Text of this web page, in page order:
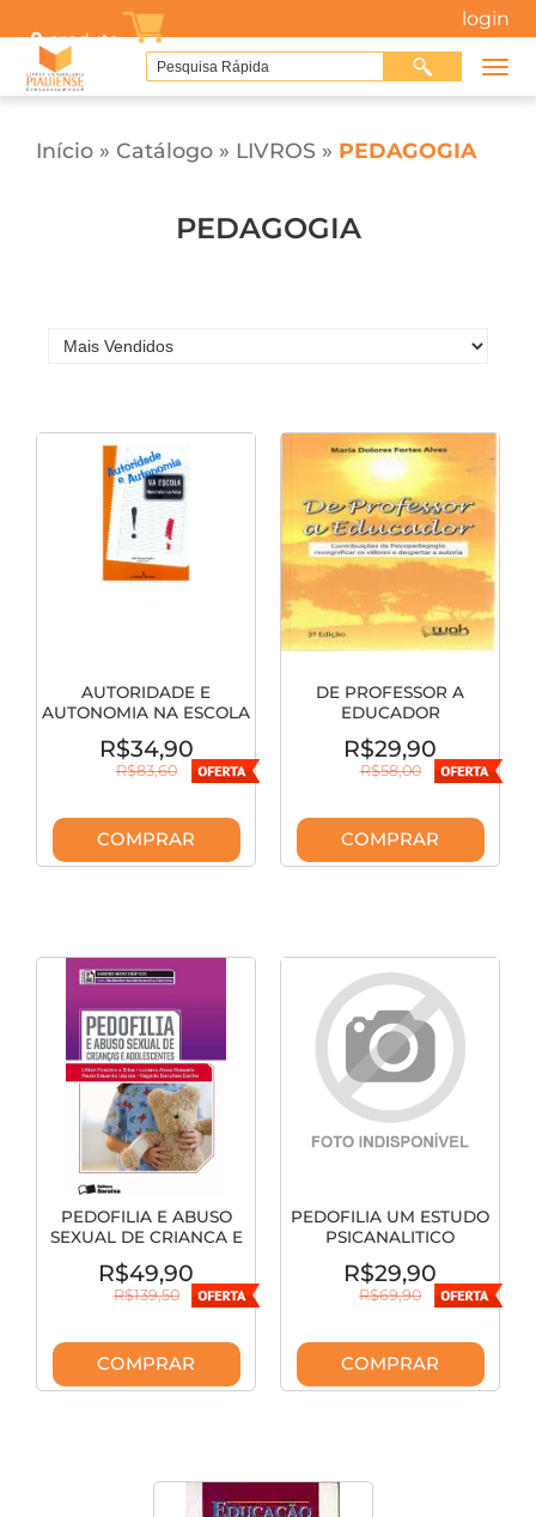
0produto
login
Início » Catálogo » LIVROS » PEDAGOGIA
PEDAGOGIA
AUTORIDADE E
AUTONOMIA NA ESCOLA
R$34,90
R$83,60
COMPRAR
DE PROFESSOR A
EDUCADOR
R$29,90
R$58,00
COMPRAR
PEDOFILIA E ABUSO
SEXUAL DE CRIANCA E
R$49,90
R$139,50
COMPRAR
PEDOFILIA UM ESTUDO
PSICANALITICO
R$29,90
R$69,90
COMPRAR